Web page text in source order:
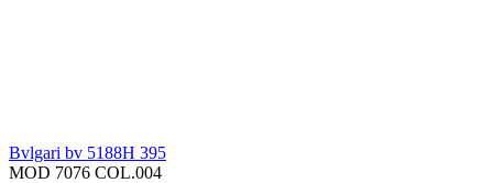
Bvlgari bv 5188H 395
MOD 7076 COL.004